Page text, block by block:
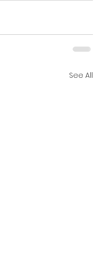
See All